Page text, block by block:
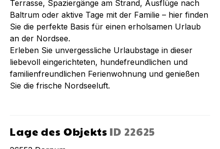
Terrasse, Spaziergänge am Strand, Ausflüge nach
Baltrum oder aktive Tage mit der Familie – hier finden
Sie die perfekte Basis für einen erholsamen Urlaub
an der Nordsee.
Erleben Sie unvergessliche Urlaubstage in dieser
liebevoll eingerichteten, hundefreundlichen und
familienfreundlichen Ferienwohnung und genießen
Sie die frische Nordseeluft.
Lage des Objekts ID 22625